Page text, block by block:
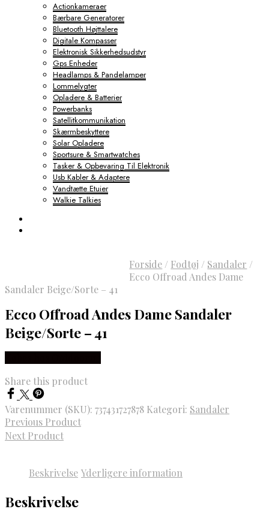
Actionkameraer
Bærbare Generatorer
Bluetooth Højttalere
Digitale Kompasser
Elektronisk Sikkerhedsudstyr
Gps Enheder
Headlamps & Pandelamper
Lommelygter
Opladere & Batterier
Powerbanks
Satellitkommunikation
Skærmbeskyttere
Solar Opladere
Sportsure & Smartwatches
Tasker & Opbevaring Til Elektronik
Usb Kabler & Adaptere
Vandtætte Etuier
Walkie Talkies
Forside / Fodtøj / Sandaler /
Ecco Offroad Andes Dame
Sandaler Beige/Sorte – 41
Ecco Offroad Andes Dame Sandaler
Beige/Sorte – 41
Share this product
Varenummer (SKU): 737431727878 Kategori: Sandaler
Previous Product
Next Product
Beskrivelse Yderligere information
Beskrivelse